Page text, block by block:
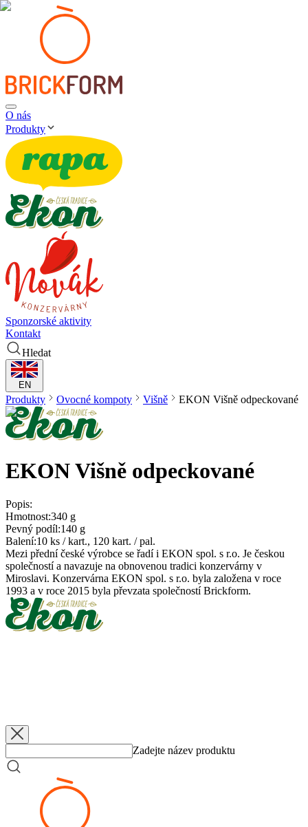
O nás
Produkty
Sponzorské aktivity
Kontakt
Hledat
EN
Produkty Ovocné kompoty Višně EKON Višně odpeckované
EKONVišně odpeckované
Popis:
Hmotnost:340 g
Pevný podíl:140 g
Balení:10 ks / kart., 120 kart. / pal.
Mezi přední české výrobce se řadí i EKON spol. s r.o. Je českou
společností a navazuje na obnovenou tradici konzervárny v
Miroslavi. Konzervárna EKON spol. s r.o. byla založena v roce
1993 a v roce 2015 byla převzata společností Brickform.
EKON
EKON
Zadejte název produktu